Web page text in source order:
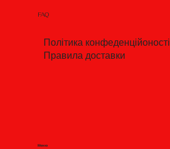
Меню
FAQ
Політика конфеденційоності
Правила доставки